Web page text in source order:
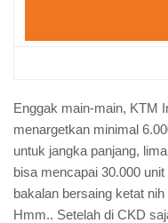
Enggak main-main, KTM
menargetkan minimal
untuk jangka panjang,
bisa mencapai 30.000
bakalan bersaing ketat
Hmm.. Setelah di CKD